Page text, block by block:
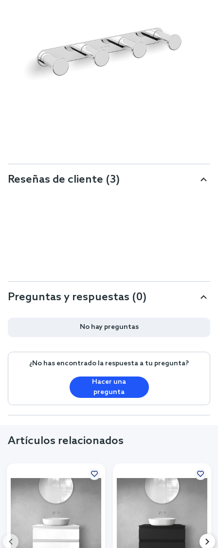
Reseñas de cliente (3)
Preguntas y respuestas (0)
No hay preguntas
¿No has encontrado la respuesta a tu pregunta?
Hacer una
pregunta
Artículos relacionados